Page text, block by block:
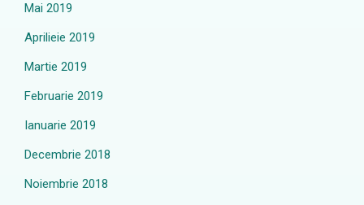
Mai 2019
Aprilieie 2019
Martie 2019
Februarie 2019
Ianuarie 2019
Decembrie 2018
Noiembrie 2018